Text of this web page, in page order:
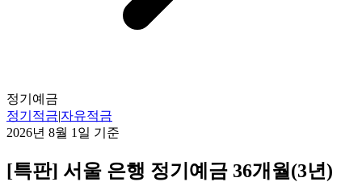
정기예금
정기적금|자유적금
2026년 8월 1일 기준
[특판] 서울 은행 정기예금 36개월(3년)